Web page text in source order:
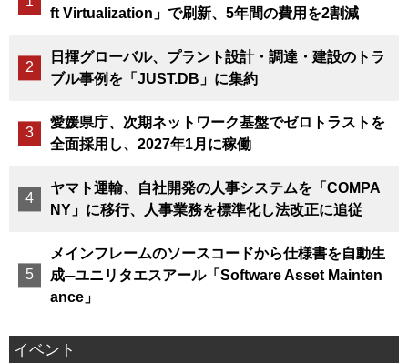
ft Virtualization」で刷新、5年間の費用を2割減
日揮グローバル、プラント設計・調達・建設のトラ
ブル事例を「JUST.DB」に集約
愛媛県庁、次期ネットワーク基盤でゼロトラストを
全面採用し、2027年1月に稼働
ヤマト運輸、自社開発の人事システムを「COMPA
NY」に移行、人事業務を標準化し法改正に追従
メインフレームのソースコードから仕様書を自動生
成─ユニリタエスアール「Software Asset Mainten
ance」
イベント